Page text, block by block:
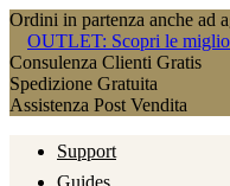
Ordini in partenza anche ad
OUTLET: Scopri le
Consulenza Clienti Gratis
Spedizione Gratuita
Assistenza Post Vendita
Support
Guides